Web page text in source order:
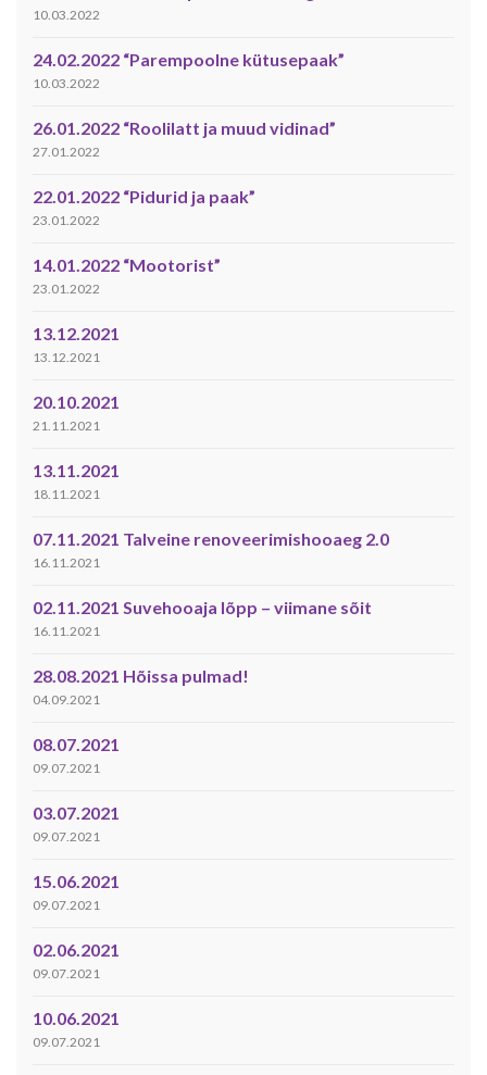
10.03.2022
24.02.2022 “Parempoolne kütusepaak”
10.03.2022
26.01.2022 “Roolilatt ja muud vidinad”
27.01.2022
22.01.2022 “Pidurid ja paak”
23.01.2022
14.01.2022 “Mootorist”
23.01.2022
13.12.2021
13.12.2021
20.10.2021
21.11.2021
13.11.2021
18.11.2021
07.11.2021 Talveine renoveerimishooaeg 2.0
16.11.2021
02.11.2021 Suvehooaja lõpp – viimane sõit
16.11.2021
28.08.2021 Hõissa pulmad!
04.09.2021
08.07.2021
09.07.2021
03.07.2021
09.07.2021
15.06.2021
09.07.2021
02.06.2021
09.07.2021
10.06.2021
09.07.2021